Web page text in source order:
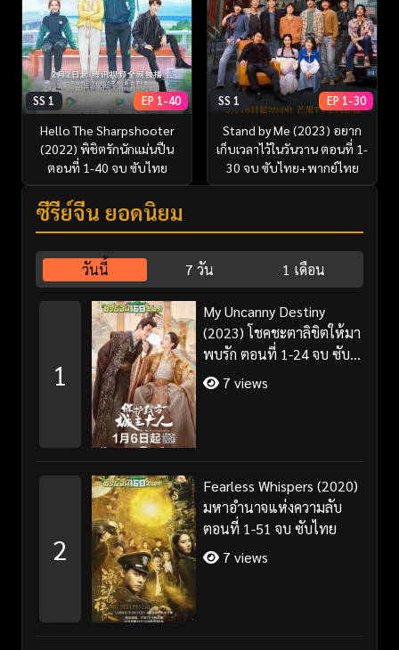
SS 1 EP 1-40
Hello The Sharpshooter
(2022) พิชิตรักนักแม่นปืน
ตอนที่ 1-40 จบ ซับไทย
SS 1 EP 1-30
Stand by Me (2023) อยาก
เก็บเวลาไว้ในวันวาน ตอนที่ 1-
30 จบ ซับไทย+พากย์ไทย
ซีรี่ย์จีน ยอดนิยม
วันนี้ 7 วัน 1 เดือน
1
My Uncanny Destiny
(2023) โชคชะตาลิขิตให้มา
พบรัก ตอนที่ 1-24 จบ ซับ
ไทย/พากย์ไทย
7 views
2
Fearless Whispers (2020)
มหาอำนาจแห่งความลับ
ตอนที่ 1-51 จบ ซับไทย
7 views